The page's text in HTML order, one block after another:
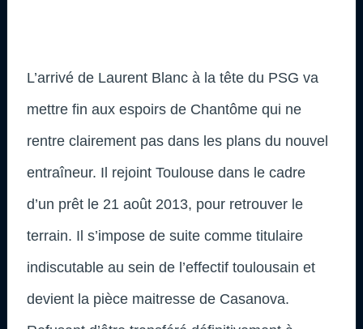
L’arrivé de Laurent Blanc à la tête du PSG va
mettre fin aux espoirs de Chantôme qui ne
rentre clairement pas dans les plans du nouvel
entraîneur. Il rejoint Toulouse dans le cadre
d’un prêt le 21 août 2013, pour retrouver le
terrain. Il s’impose de suite comme titulaire
indiscutable au sein de l’effectif toulousain et
devient la pièce maitresse de Casanova.